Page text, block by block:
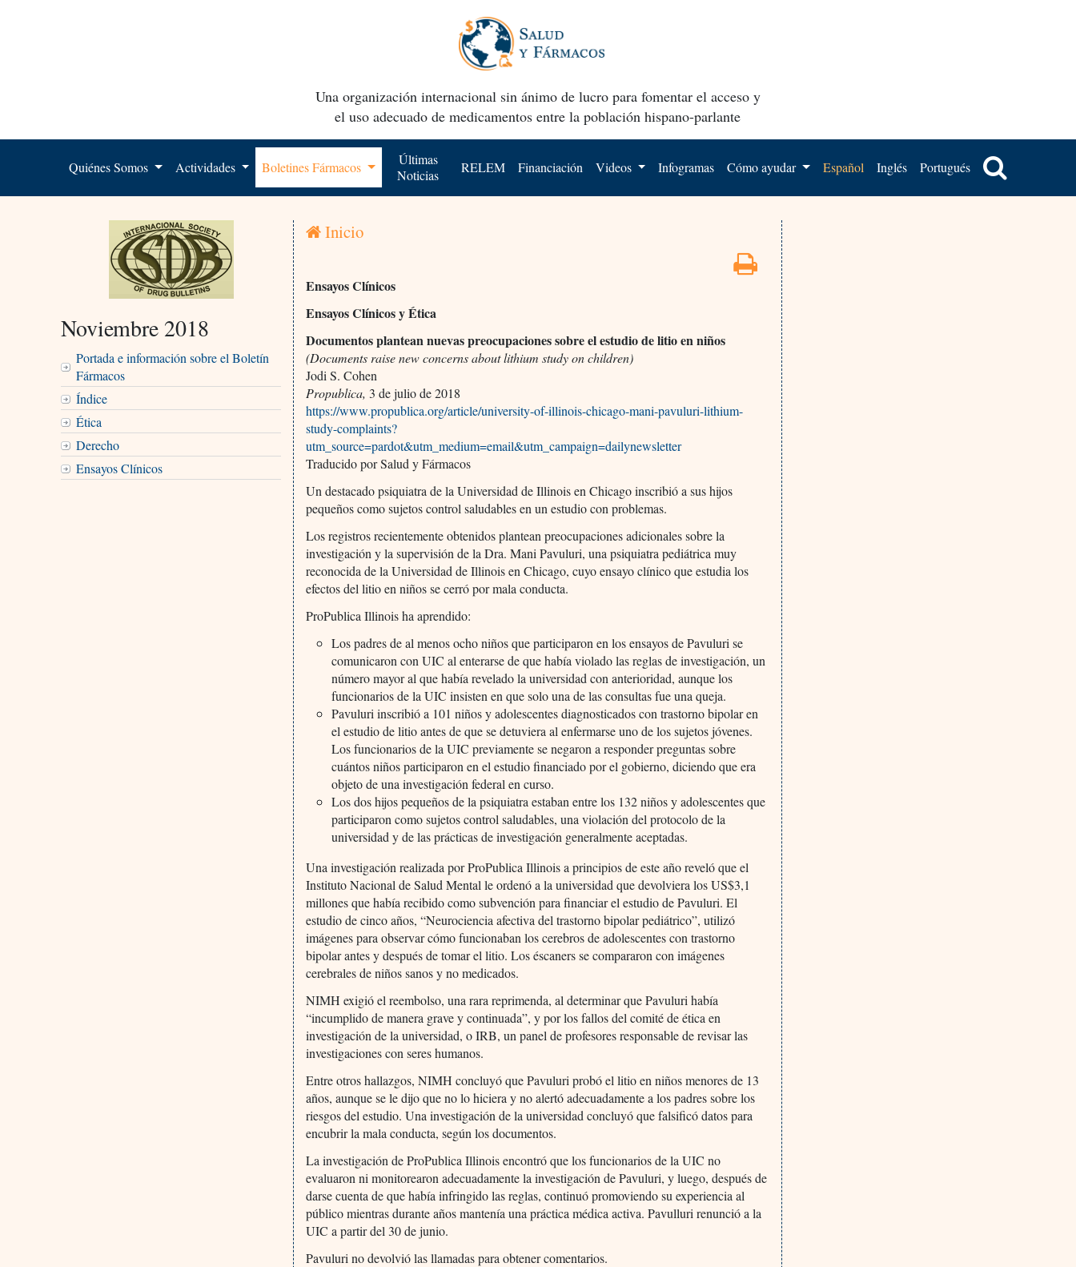
Una organización internacional sin ánimo de lucro para fomentar el acceso y
el uso adecuado de medicamentos entre la población hispano-parlante
Quiénes Somos Actividades Boletines Fármacos
Últimas
Noticias
RELEM Financiación Videos Infogramas Cómo ayudar Español Inglés Portugués
Noviembre 2018
Portada e información sobre el Boletín
Fármacos
Índice
Ética
Derecho
Ensayos Clínicos
Inicio
Ensayos Clínicos
Ensayos Clínicos y Ética
Documentos plantean nuevas preocupaciones sobre el estudio de litio en niños
(Documents raise new concerns about lithium study on children)
Jodi S. Cohen
Propublica, 3 de julio de 2018
https://www.propublica.org/article/university-of-illinois-chicago-mani-pavuluri-lithium-
study-complaints?
utm_source=pardot&utm_medium=email&utm_campaign=dailynewsletter
Traducido por Salud y Fármacos
Un destacado psiquiatra de la Universidad de Illinois en Chicago inscribió a sus hijos
pequeños como sujetos control saludables en un estudio con problemas.
Los registros recientemente obtenidos plantean preocupaciones adicionales sobre la
investigación y la supervisión de la Dra. Mani Pavuluri, una psiquiatra pediátrica muy
reconocida de la Universidad de Illinois en Chicago, cuyo ensayo clínico que estudia los
efectos del litio en niños se cerró por mala conducta.
ProPublica Illinois ha aprendido:
Los padres de al menos ocho niños que participaron en los ensayos de Pavuluri se
comunicaron con UIC al enterarse de que había violado las reglas de investigación, un
número mayor al que había revelado la universidad con anterioridad, aunque los
funcionarios de la UIC insisten en que solo una de las consultas fue una queja.
Pavuluri inscribió a 101 niños y adolescentes diagnosticados con trastorno bipolar en
el estudio de litio antes de que se detuviera al enfermarse uno de los sujetos jóvenes.
Los funcionarios de la UIC previamente se negaron a responder preguntas sobre
cuántos niños participaron en el estudio financiado por el gobierno, diciendo que era
objeto de una investigación federal en curso.
Los dos hijos pequeños de la psiquiatra estaban entre los 132 niños y adolescentes que
participaron como sujetos control saludables, una violación del protocolo de la
universidad y de las prácticas de investigación generalmente aceptadas.
Una investigación realizada por ProPublica Illinois a principios de este año reveló que el
Instituto Nacional de Salud Mental le ordenó a la universidad que devolviera los US$3,1
millones que había recibido como subvención para financiar el estudio de Pavuluri. El
estudio de cinco años, “Neurociencia afectiva del trastorno bipolar pediátrico”, utilizó
imágenes para observar cómo funcionaban los cerebros de adolescentes con trastorno
bipolar antes y después de tomar el litio. Los éscaners se compararon con imágenes
cerebrales de niños sanos y no medicados.
NIMH exigió el reembolso, una rara reprimenda, al determinar que Pavuluri había
“incumplido de manera grave y continuada”, y por los fallos del comité de ética en
investigación de la universidad, o IRB, un panel de profesores responsable de revisar las
investigaciones con seres humanos.
Entre otros hallazgos, NIMH concluyó que Pavuluri probó el litio en niños menores de 13
años, aunque se le dijo que no lo hiciera y no alertó adecuadamente a los padres sobre los
riesgos del estudio. Una investigación de la universidad concluyó que falsificó datos para
encubrir la mala conducta, según los documentos.
La investigación de ProPublica Illinois encontró que los funcionarios de la UIC no
evaluaron ni monitorearon adecuadamente la investigación de Pavuluri, y luego, después de
darse cuenta de que había infringido las reglas, continuó promoviendo su experiencia al
público mientras durante años mantenía una práctica médica activa. Pavulluri renunció a la
UIC a partir del 30 de junio.
Pavuluri no devolvió las llamadas para obtener comentarios.